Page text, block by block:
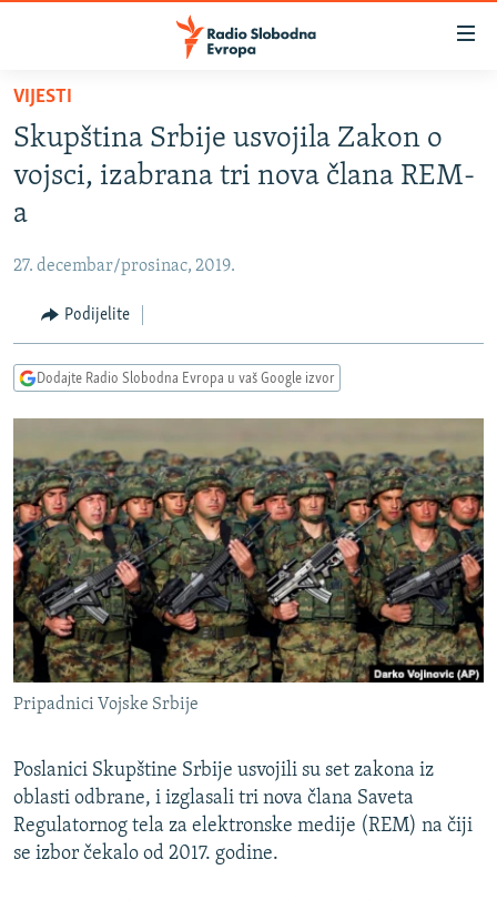
Pređite
glavni
sadržaj
Pređite
na
glavnu
Pređite
na
pretragu
VIJESTI
BOSNA I HERCEGOVINA
SRBIJA
CRNA GORA
VIZUELNO
RAT U UKRAJINI
RSE PRIČE IZ SVIJETA
ISPRIČAJ MI
DNEVNO@RSE
SPECIJALI RSE
VIŠE OD NASLOVA
GENOCID U SREBRENICI
POPLAVE I KLIZIŠTA U BIH 2024.
TV LIBERTY
POST SCRIPTUM
MOJA EVROPA
PRATITE NAS
Sve RFE/RL stranice
VIJESTI
Skupština Srbije usvojila Zakon o
vojsci, izabrana tri nova člana REM-
a
27. decembar/prosinac, 2019.
Podijelite
Dodajte Radio Slobodna Evropa u vaš Google izvor
Pripadnici Vojske Srbije
Poslanici Skupštine Srbije usvojili su set zakona iz
oblasti odbrane, i izglasali tri nova člana Saveta
Regulatornog tela za elektronske medije (REM) na čiji
se izbor čekalo od 2017. godine.